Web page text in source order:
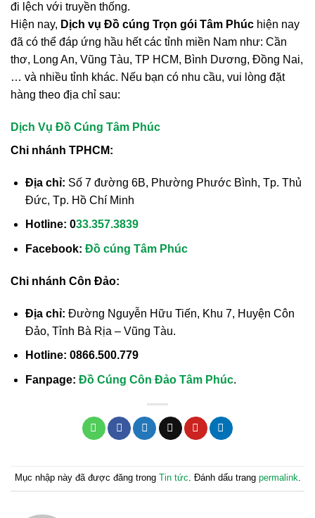
đi lệch với truyền thống.
Hiện nay, Dịch vụ Đồ cúng Trọn gói Tâm Phúc hiện nay
đã có thể đáp ứng hầu hết các tỉnh miền Nam như: Cần
thơ, Long An, Vũng Tàu, TP HCM, Bình Dương, Đồng Nai,
… và nhiều tỉnh khác. Nếu bạn có nhu cầu, vui lòng đặt
hàng theo địa chỉ sau:
Dịch Vụ Đồ Cúng Tâm Phúc
Chi nhánh TPHCM:
Địa chỉ: Số 7 đường 6B, Phường Phước Bình, Tp. Thủ
Đức, Tp. Hồ Chí Minh
Hotline: 033.357.3839
Facebook: Đồ cúng Tâm Phúc
Chi nhánh Côn Đảo:
Địa chỉ: Đường Nguyễn Hữu Tiến, Khu 7, Huyện Côn
Đảo, Tỉnh Bà Rịa – Vũng Tàu.
Hotline: 0866.500.779
Fanpage: Đồ Cúng Côn Đảo Tâm Phúc.
Mục nhập này đã được đăng trong Tin tức. Đánh dấu trang permalink.